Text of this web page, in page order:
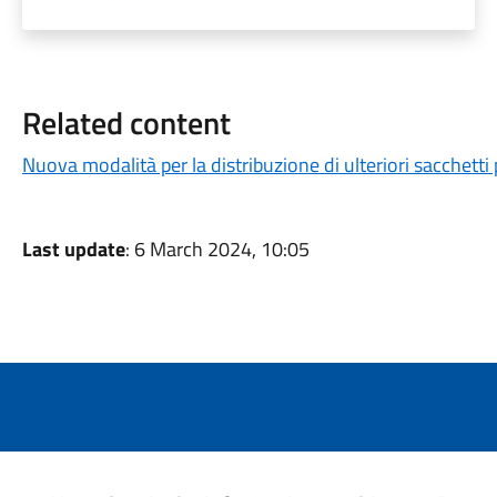
Related content
Nuova modalità per la distribuzione di ulteriori
Last update: 6 March 2024, 10:05